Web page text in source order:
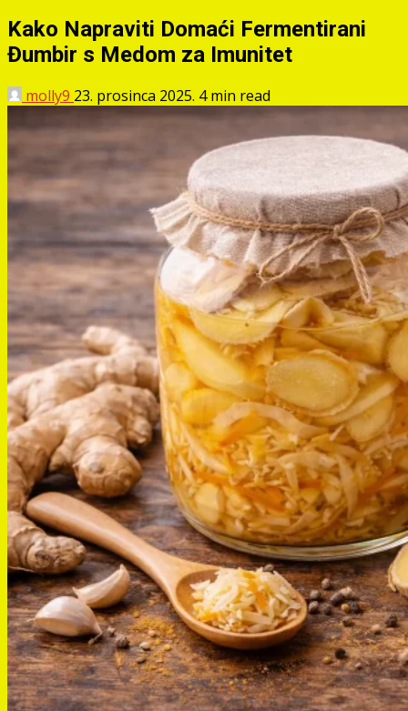
Kako Napraviti Domaći Fermentirani
Đumbir s Medom za Imunitet
molly9 23. prosinca 2025. 4 min read